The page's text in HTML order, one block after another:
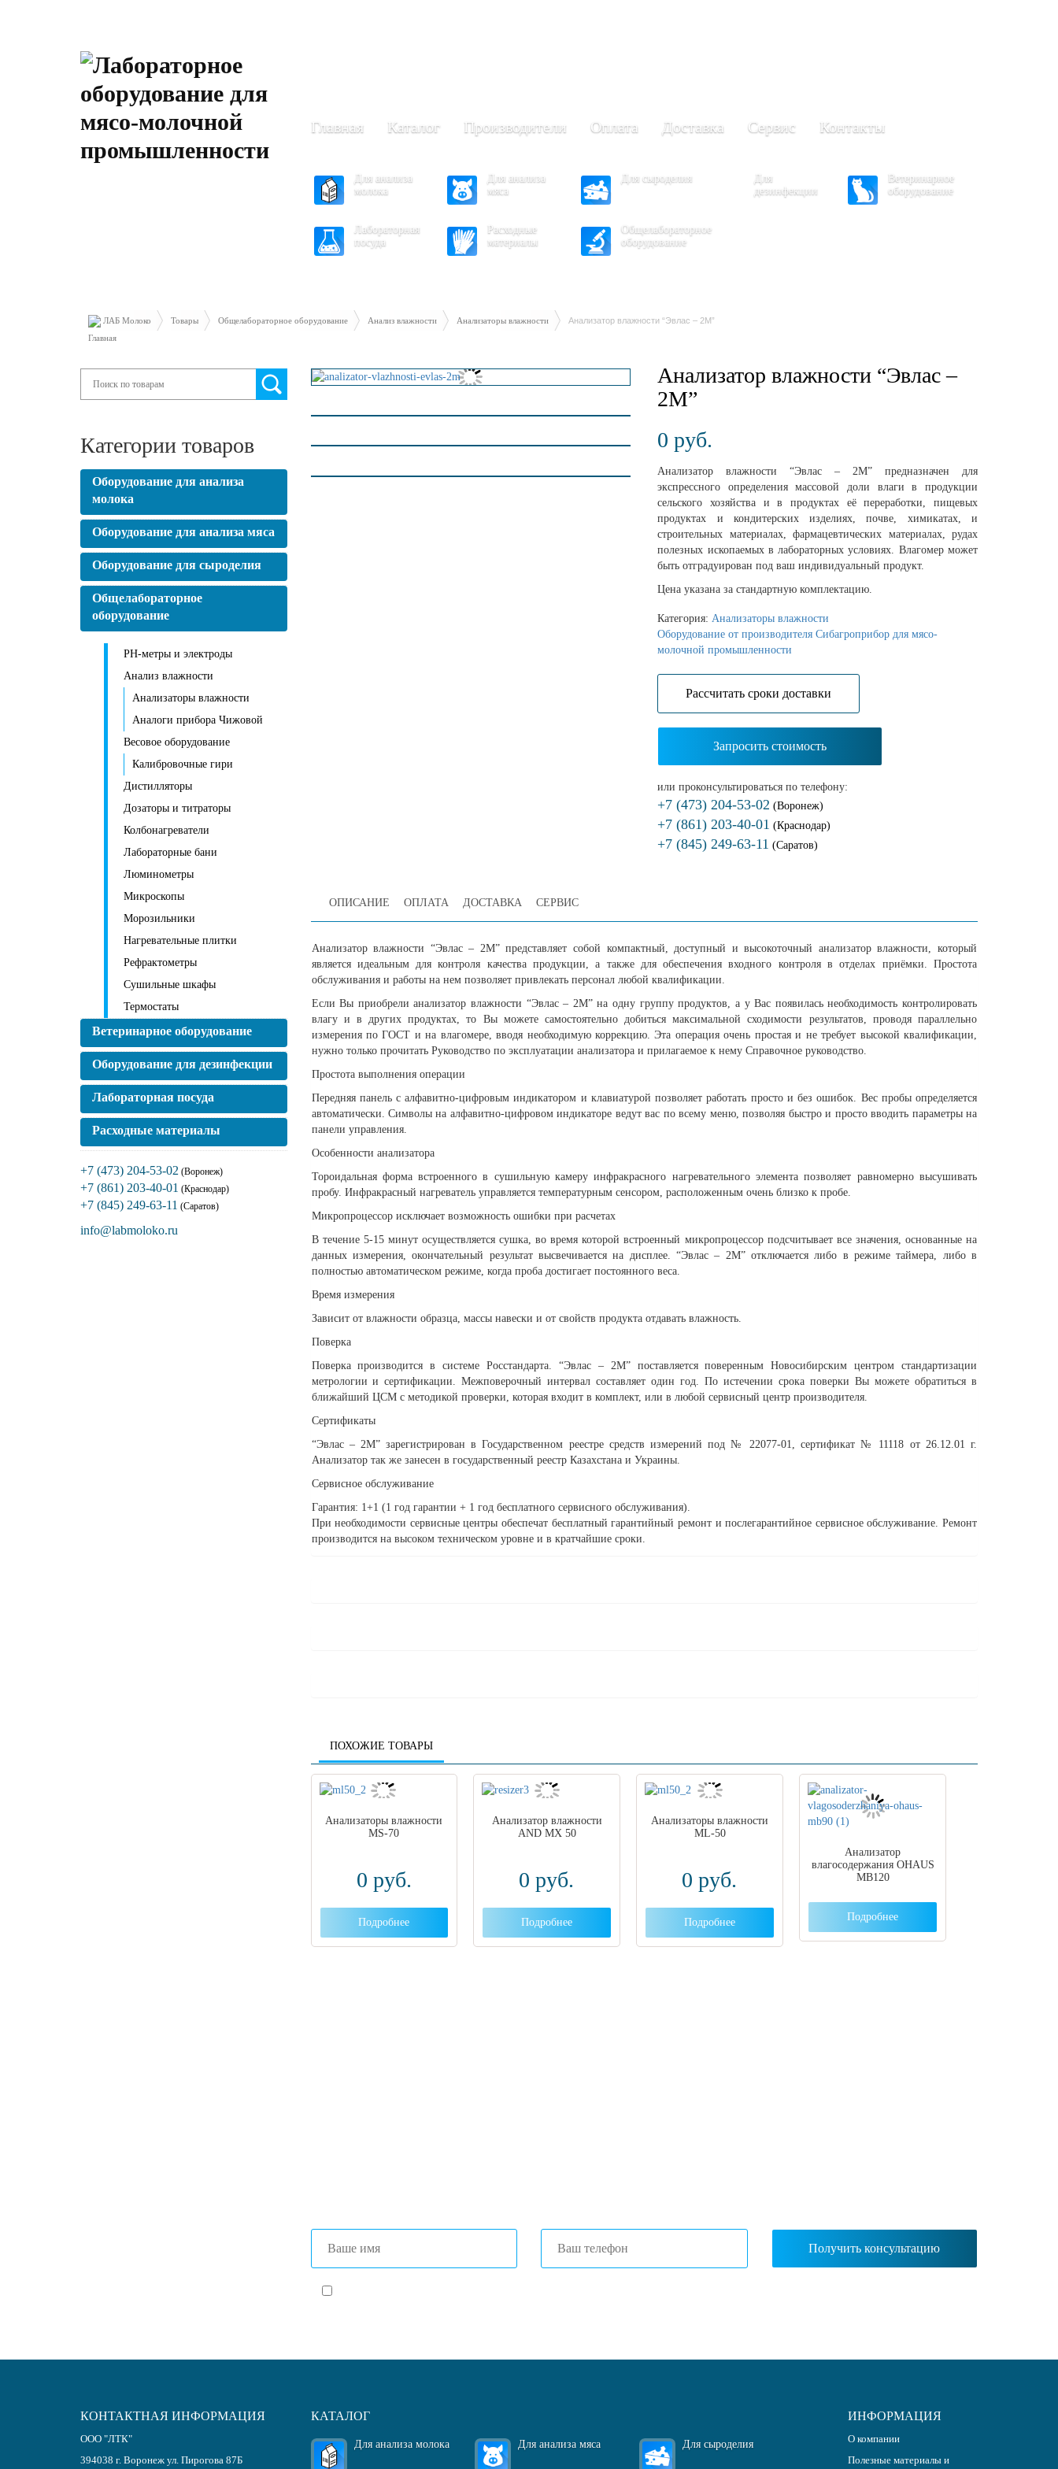
Главная Каталог Производители Оплата Доставка Сервис Контакты
Для анализа
молока
Для анализа
мяса
Для сыроделия
Для
дезинфекции
Ветеринарное
оборудование
Лабораторная
посуда
Расходные
материалы
Общелабораторное
оборудование
ЛАБ Молоко Товары Общелабораторное оборудование Анализ влажности Анализаторы влажности Анализатор влажности “Эвлас – 2М”
Анализатор влажности “Эвлас –
2М”
0руб.
Анализатор влажности “Эвлас – 2М” предназначен для
экспрессного определения массовой доли влаги в продукции
сельского хозяйства и в продуктах её переработки, пищевых
продуктах и кондитерских изделиях, почве, химикатах, и
строительных материалах, фармацевтических материалах, рудах
полезных ископаемых в лабораторных условиях. Влагомер может
быть отградуирован под ваш индивидуальный продукт.
Цена указана за стандартную комплектацию.
Категория:Анализаторы влажности
Оборудование от производителя Сибагроприбор для мясо-
молочной промышленности
Расcчитать сроки доставки
Запросить стоимость
или проконсультироваться по телефону:
+7 (473) 204-53-02 (Воронеж)
+7 (861) 203-40-01 (Краснодар)
+7 (845) 249-63-11 (Саратов)
ОПИСАНИЕ ОПЛАТА ДОСТАВКА СЕРВИС
Анализатор влажности “Эвлас – 2М” представляет собой компактный, доступный и высокоточный анализатор влажности, который
является идеальным для контроля качества продукции, а также для обеспечения входного контроля в отделах приёмки. Простота
обслуживания и работы на нем позволяет привлекать персонал любой квалификации.
Если Вы приобрели анализатор влажности “Эвлас – 2М” на одну группу продуктов, а у Вас появилась необходимость контролировать
влагу и в других продуктах, то Вы можете самостоятельно добиться максимальной сходимости результатов, проводя параллельно
измерения по ГОСТ и на влагомере, вводя необходимую коррекцию. Эта операция очень простая и не требует высокой квалификации,
нужно только прочитать Руководство по эксплуатации анализатора и прилагаемое к нему Справочное руководство.
Простота выполнения операции
Передняя панель с алфавитно-цифровым индикатором и клавиатурой позволяет работать просто и без ошибок. Вес пробы определяется
автоматически. Символы на алфавитно-цифровом индикаторе ведут вас по всему меню, позволяя быстро и просто вводить параметры на
панели управления.
Особенности анализатора
Тороидальная форма встроенного в сушильную камеру инфракрасного нагревательного элемента позволяет равномерно высушивать
пробу. Инфракрасный нагреватель управляется температурным сенсором, расположенным очень близко к пробе.
Микропроцессор исключает возможность ошибки при расчетах
В течение 5-15 минут осуществляется сушка, во время которой встроенный микропроцессор подсчитывает все значения, основанные на
данных измерения, окончательный результат высвечивается на дисплее. “Эвлас – 2М” отключается либо в режиме таймера, либо в
полностью автоматическом режиме, когда проба достигает постоянного веса.
Время измерения
Зависит от влажности образца, массы навески и от свойств продукта отдавать влажность.
Поверка
Поверка производится в системе Росстандарта. “Эвлас – 2М” поставляется поверенным Новосибирским центром стандартизации
метрологии и сертификации. Межповерочный интервал составляет один год. По истечении срока поверки Вы можете обратиться в
ближайший ЦСМ с методикой проверки, которая входит в комплект, или в любой сервисный центр производителя.
Сертификаты
“Эвлас – 2М” зарегистрирован в Государственном реестре средств измерений под № 22077-01, сертификат № 11118 от 26.12.01 г.
Анализатор так же занесен в государственный реестр Казахстана и Украины.
Сервисное обслуживание
Гарантия: 1+1 (1 год гарантии + 1 год бесплатного сервисного обслуживания).
При необходимости сервисные центры обеспечат бесплатный гарантийный ремонт и послегарантийное сервисное обслуживание. Ремонт
производится на высоком техническом уровне и в кратчайшие сроки.
ПОХОЖИЕ ТОВАРЫ
Анализаторы влажности
MS-70
0 руб.
Подробнее
Анализатор влажности
AND MX 50
0руб.
Подробнее
Анализаторы влажности
ML-50
0руб.
Подробнее
Анализатор
влагосодержания OHAUS
MB120
Подробнее
Категории товаров
Оборудование для анализа
молока
Оборудование для анализа мяса
Оборудование для сыроделия
Общелабораторное
оборудование
PH-метры и электроды
Анализ влажности
Анализаторы влажности
Аналоги прибора Чижовой
Весовое оборудование
Калибровочные гири
Дистилляторы
Дозаторы и титраторы
Колбонагреватели
Лабораторные бани
Люминометры
Микроскопы
Морозильники
Нагревательные плитки
Рефрактометры
Сушильные шкафы
Термостаты
Ветеринарное оборудование
Оборудование для дезинфекции
Лабораторная посуда
Расходные материалы
+7 (473) 204-53-02 (Воронеж)
+7 (861) 203-40-01 (Краснодар)
+7 (845) 249-63-11 (Саратов)
info@labmoloko.ru
КОНТАКТНАЯ ИНФОРМАЦИЯ
ООО "ЛТК"
394038 г. Воронеж ул. Пирогова 87Б
КАТАЛОГ
Для анализа молока Для анализа мяса Для сыроделия
ИНФОРМАЦИЯ
О компании
Полезные материалы и